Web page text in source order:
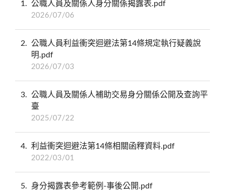
1 公職人員及關係人身分關係揭露表.pdf
2026/07/06
2
公職人員利益衝突迴避法第14條規定執行疑義說
明.pdf
2026/07/03
3
公職人員及關係人補助交易身分關係公開及查詢平
臺
2025/07/22
4 利益衝突迴避法第14條相關函釋資料.pdf
2022/03/01
5 身分揭露表參考範例-事後公開.pdf